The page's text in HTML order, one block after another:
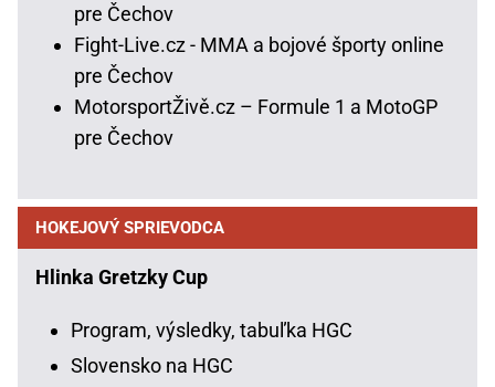
pre Čechov
Fight-Live.cz - MMA a bojové športy online
pre Čechov
MotorsportŽivě.cz – Formule 1 a MotoGP
pre Čechov
HOKEJOVÝ SPRIEVODCA
Hlinka Gretzky Cup
Program, výsledky, tabuľka HGC
Slovensko na HGC